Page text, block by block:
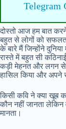
Telegram
दोस्तो आज हम बात
बहुत से लोगों को
के बारे मैं जिन्होंने
रास्ते में बहुत सी
कड़ी मेहनत और लगन से
हासिल किया और अपने
किसी कवि ने क्या खूब
कौन नहीं जानता लेकिन
मानता।